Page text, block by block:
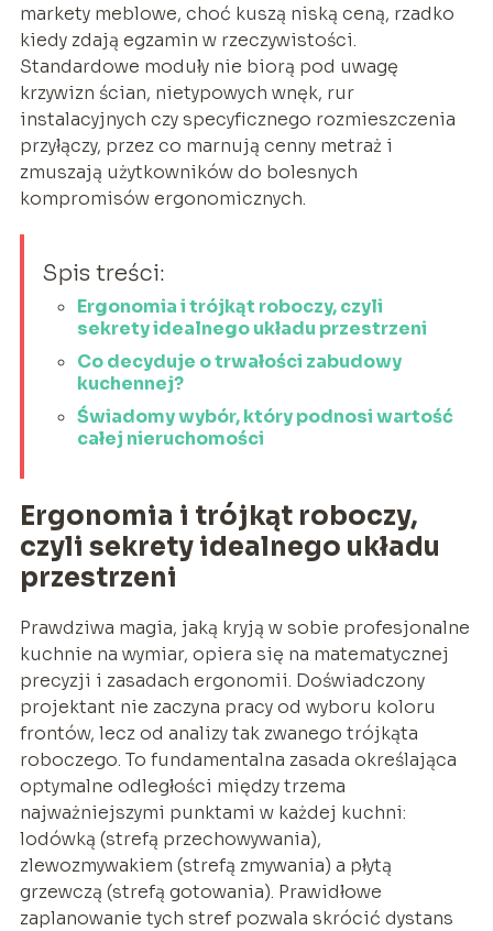
markety meblowe, choć kuszą niską ceną, rzadko
kiedy zdają egzamin w rzeczywistości.
Standardowe moduły nie biorą pod uwagę
krzywizn ścian, nietypowych wnęk, rur
instalacyjnych czy specyficznego rozmieszczenia
przyłączy, przez co marnują cenny metraż i
zmuszają użytkowników do bolesnych
kompromisów ergonomicznych.
Spis treści:
Ergonomia i trójkąt roboczy, czyli
sekrety idealnego układu przestrzeni
Co decyduje o trwałości zabudowy
kuchennej?
Świadomy wybór, który podnosi wartość
całej nieruchomości
Ergonomia i trójkąt roboczy,
czyli sekrety idealnego układu
przestrzeni
Prawdziwa magia, jaką kryją w sobie profesjonalne
kuchnie na wymiar, opiera się na matematycznej
precyzji i zasadach ergonomii. Doświadczony
projektant nie zaczyna pracy od wyboru koloru
frontów, lecz od analizy tak zwanego trójkąta
roboczego. To fundamentalna zasada określająca
optymalne odległości między trzema
najważniejszymi punktami w każdej kuchni:
lodówką (strefą przechowywania),
zlewozmywakiem (strefą zmywania) a płytą
grzewczą (strefą gotowania). Prawidłowe
zaplanowanie tych stref pozwala skrócić dystans